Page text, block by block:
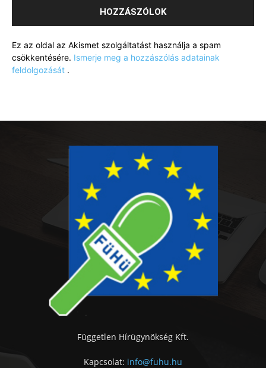
Ez az oldal az Akismet szolgáltatást használja a spam
csökkentésére. Ismerje meg a hozzászólás adatainak
feldolgozását .
Független Hírügynökség Kft.
Kapcsolat: info@fuhu.hu